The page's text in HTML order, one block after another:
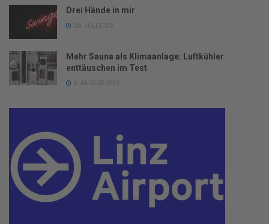
Drei Hände in mir
20. JULI 2026
Mehr Sauna als Klimaanlage: Luftkühler
enttäuschen im Test
5. AUGUST 2026